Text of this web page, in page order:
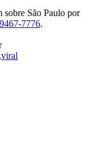
sobre São Paulo por
7776.
,viral